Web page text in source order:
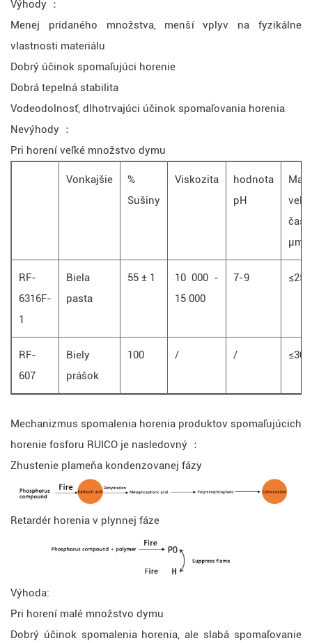
Výhody ：
Menej pridaného množstva, menší vplyv na fyzikálne
vlastnosti materiálu
Dobrý účinok spomaľujúci horenie
Dobrá tepelná stabilita
Vodeodolnosť, dlhotrvajúci účinok spomaľovania horenia
Nevýhody ：
Pri horení veľké množstvo dymu
Vonkajšie
%
Sušiny
Viskozita
hodnota
pH
μm
RF-
6316F-
1
Biela
pasta
55 ± 1
10 000 -
15 000
7-9 ≤25
RF-
607
Biely
prášok
100 / / ≤30
Mechanizmus spomalenia horenia produktov spomaľujúcich
horenie fosforu RUICO je nasledovný ：
Zhustenie plameňa kondenzovanej fázy
Retardér horenia v plynnej fáze
Výhoda:
Pri horení malé množstvo dymu
Dobrý účinok spomalenia horenia, ale slabá spomaľovanie